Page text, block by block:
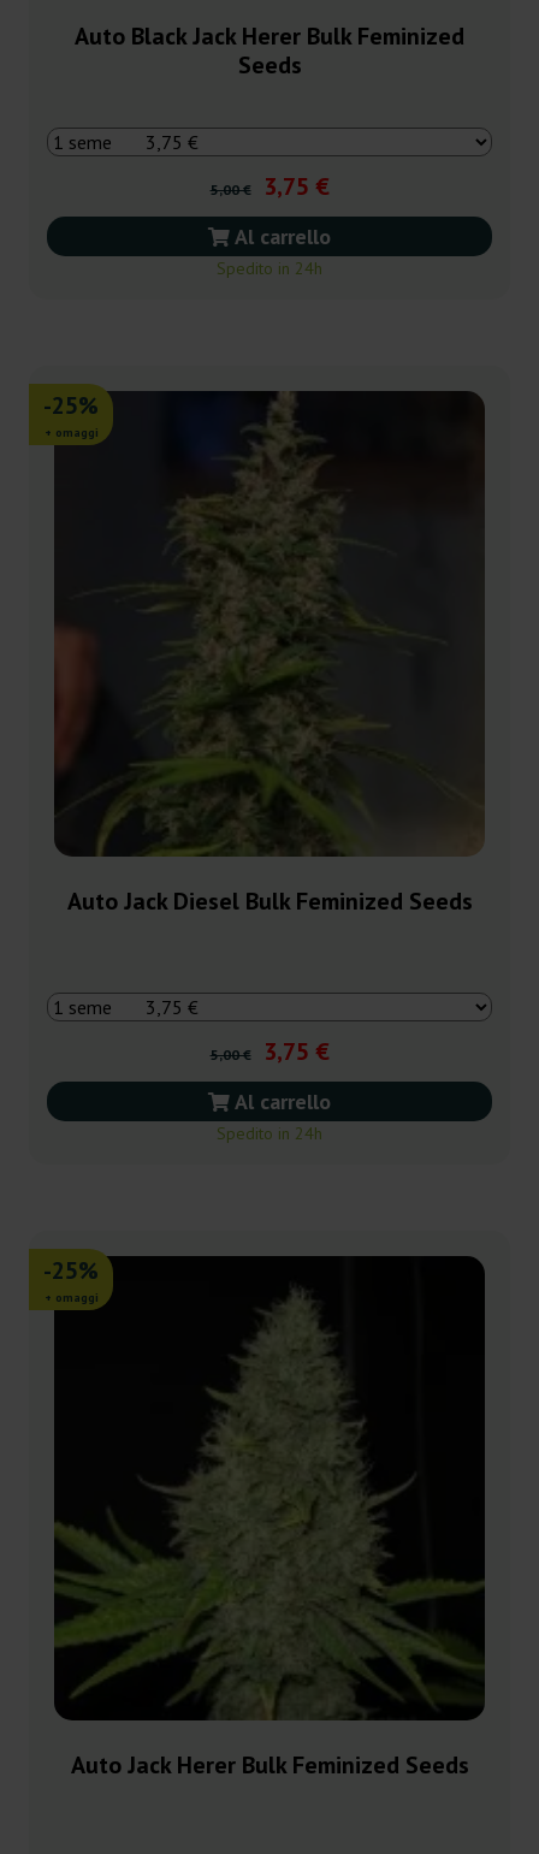
Auto Black Jack Herer Bulk Feminized
Seeds
5,00 € 3,75 €
Al carrello
Spedito in 24h
-25%
+ omaggi
Auto Jack Diesel Bulk Feminized Seeds
5,00 € 3,75 €
Al carrello
Spedito in 24h
-25%
+ omaggi
Auto Jack Herer Bulk Feminized Seeds